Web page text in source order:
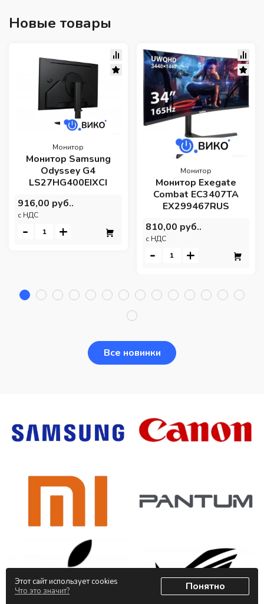
Новые товары
Монитор
Монитор Samsung
Odyssey G4
LS27HG400EIXCI
916,00 руб..
c НДС
- +
Монитор
Монитор Exegate
Combat EC3407TA
EX299467RUS
810,00 руб..
c НДС
- +
Все новинки
Этот сайт использует cookies
Что это значит?
Понятно